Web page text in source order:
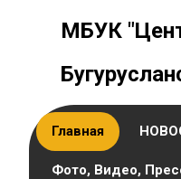
МБУК
Главная
Фото, Видео,